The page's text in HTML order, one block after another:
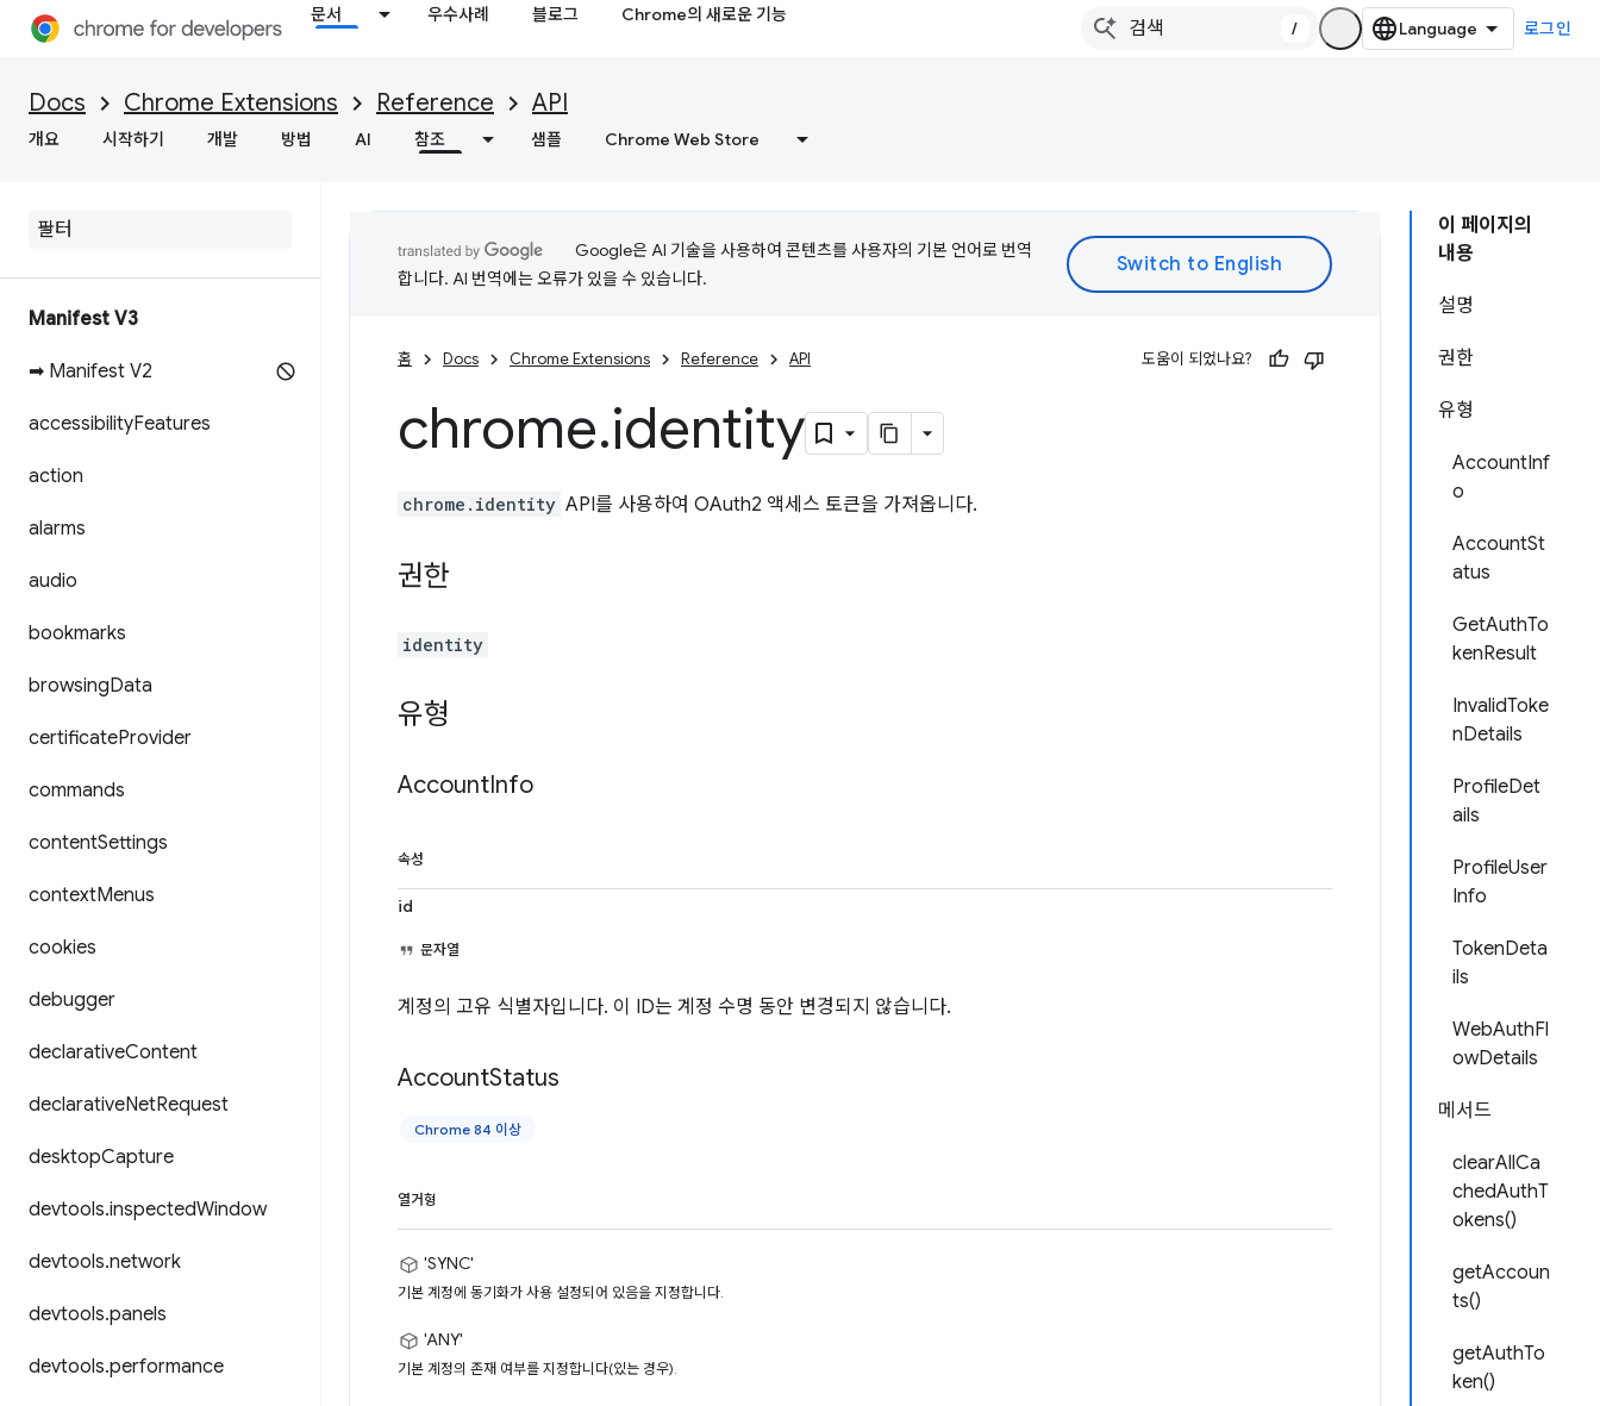
문서 우수사례 블로그 Chrome의 새로운 기능
/ 로그인
Docs Chrome Extensions Reference API
개요 시작하기 개발 방법 AI 참조 샘플 Chrome Web Store
Manifest V3
➡ Manifest V2
accessibilityFeatures
action
alarms
audio
bookmarks
browsingData
certificateProvider
commands
contentSettings
contextMenus
cookies
debugger
declarativeContent
declarativeNetRequest
desktopCapture
devtools.inspectedWindow
devtools.network
devtools.panels
devtools.performance
이 페이지의
내용
설명
권한
유형
AccountInf
o
AccountSt
atus
GetAuthTo
kenResult
InvalidToke
nDetails
ProfileDet
ails
ProfileUser
Info
TokenDeta
ils
WebAuthFl
owDetails
메서드
clearAllCa
chedAuthT
okens()
getAccoun
ts()
getAuthTo
ken()
Google은 AI 기술을 사용하여 콘텐츠를 사용자의 기본 언어로 번역
합니다. AI 번역에는 오류가 있을 수 있습니다.
홈 Docs Chrome Extensions Reference API 도움이 되었나요?
chrome.identity
chrome.identity API를 사용하여 OAuth2 액세스 토큰을 가져옵니다.
권한
identity
유형
AccountInfo
속성
id
문자열
계정의 고유 식별자입니다. 이 ID는 계정 수명 동안 변경되지 않습니다.
AccountStatus
Chrome 84 이상
열거형
'SYNC'
기본 계정에 동기화가 사용 설정되어 있음을 지정합니다.
'ANY'
기본 계정의 존재 여부를 지정합니다(있는 경우).